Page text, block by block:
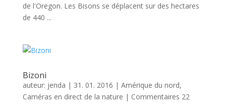
de l'Oregon. Les Bisons se déplacent sur des hectares
de 440 ...
Bizoni
auteur: jenda | 31. 01. 2016 | Amérique du nord,
Caméras en direct de la nature | Commentaires 22